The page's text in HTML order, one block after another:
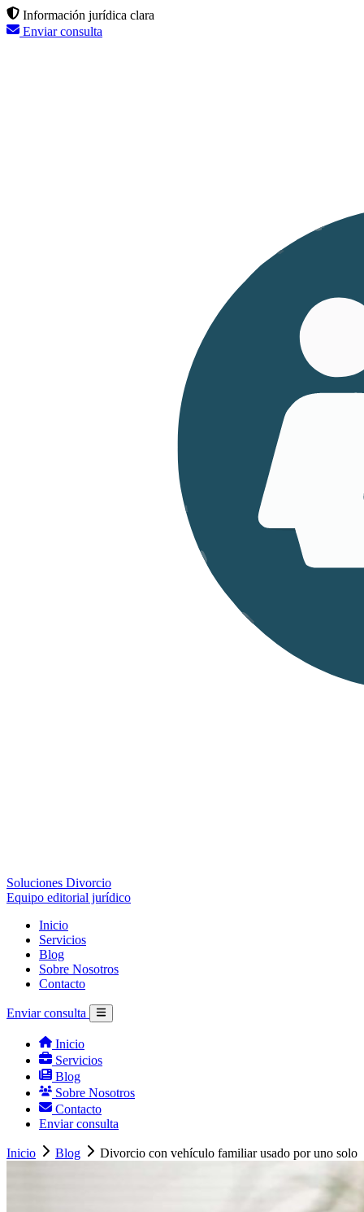
Información jurídica clara
Enviar consulta
Soluciones Divorcio
Equipo editorial jurídico
Inicio
Servicios
Blog
Sobre Nosotros
Contacto
Enviar consulta
Inicio
Servicios
Blog
Sobre Nosotros
Contacto
Enviar consulta
Inicio Blog Divorcio con vehículo familiar usado por uno solo